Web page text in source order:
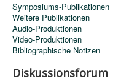
Symposiums-Publikationen
Weitere Publikationen
Audio-Produktionen
Video-Produktionen
Bibliographische Notizen
Diskussionsforum